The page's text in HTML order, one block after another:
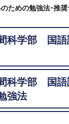
ための勉強法・推
科学部 国語
科学部 国語
強法